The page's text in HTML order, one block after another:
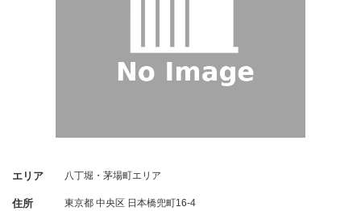
エリア 八丁堀・茅場町エリア
住所 東京都 中央区 日本橋兜町16-4